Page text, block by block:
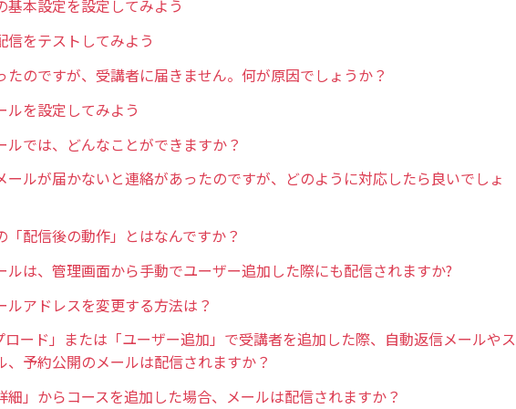
基本設定を設定してみよう
信をテストしてみよう
たのですが、受講者に届きません。何が原因でしょうか？
ルを設定してみよう
ルでは、どんなことができますか？
ールが届かないと連絡があったのですが、どのように対応したら良いでしょ
「配信後の動作」とはなんですか？
ルは、管理画面から手動でユーザー追加した際にも配信されますか?
ルアドレスを変更する方法は？
ロード」または「ユーザー追加」で受講者を追加した際、自動返信メールやス
、予約公開のメールは配信されますか？
細」からコースを追加した場合、メールは配信されますか？